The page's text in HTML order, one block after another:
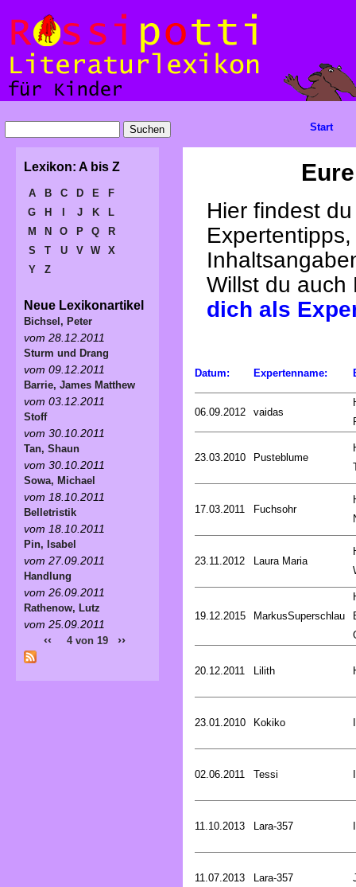
Hier findest
Willst du
dich als
Datum: Expertenname:
06.09.2012 vaidas
23.03.2010 Pusteblume
17.03.2011 Fuchsohr
23.11.2012 Laura Maria
19.12.2015 MarkusSuperschlau
20.12.2011 Lilith
23.01.2010 Kokiko
02.06.2011 Tessi
11.10.2013 Lara-357
11.07.2013 Lara-357
Start
Lexikon: A bis Z
A B C D E
F
G
H J K
L
M
N O P Q
R
S
T U V W
X
Y
Z
Neue Lexikonartikel
Bichsel, Peter
vom 28.12.2011
Sturm und Drang
vom 09.12.2011
Barrie, James Matthew
vom 03.12.2011
Stoff
vom 30.10.2011
Tan, Shaun
vom 30.10.2011
Sowa, Michael
vom 18.10.2011
Belletristik
vom 18.10.2011
Pin, Isabel
vom 27.09.2011
Handlung
vom 26.09.2011
Rathenow, Lutz
vom 25.09.2011
‹‹ 4 von 19 ››